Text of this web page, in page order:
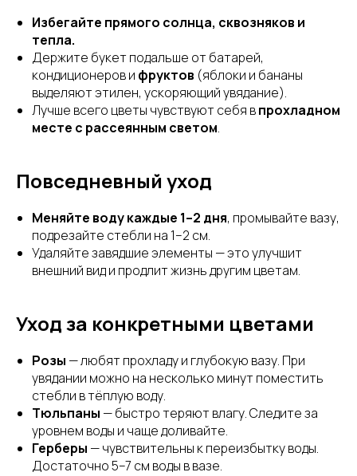
Избегайте прямого солнца, сквозняков и
тепла.
Держите букет подальше от батарей,
кондиционеров и фруктов (яблоки и бананы
выделяют этилен, ускоряющий увядание).
Лучше всего цветы чувствуют себя впрохладном
месте с рассеянным светом.
Повседневный уход
Меняйте воду каждые 1–2 дня, промывайте вазу,
подрезайте стебли на 1–2 см.
Удаляйте завядшие элементы — это улучшит
внешний вид и продлит жизнь другим цветам.
Уход за конкретными цветами
Розы — любят прохладу и глубокую вазу. При
увядании можно на несколько минут поместить
стебли в тёплую воду.
Тюльпаны — быстро теряют влагу. Следите за
уровнем воды и чаще доливайте.
Герберы — чувствительны к переизбытку воды.
Достаточно 5–7 см воды в вазе.